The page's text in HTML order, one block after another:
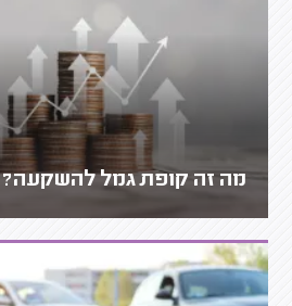
מה זה קופת גמל להשקעה?